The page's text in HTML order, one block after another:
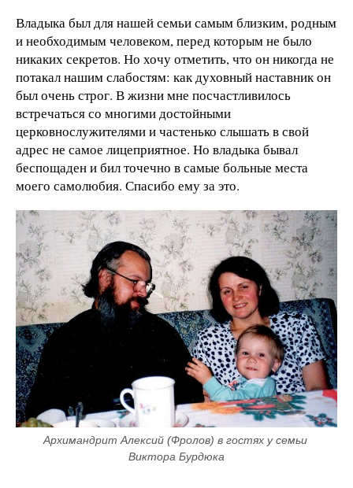
Владыка был для нашей семьи самым близким, родным
и необходимым человеком, перед которым не было
никаких секретов. Но хочу отметить, что он никогда не
потакал нашим слабостям: как духовный наставник он
был очень строг. В жизни мне посчастливилось
встречаться со многими достойными
церковнослужителями и частенько слышать в свой
адрес не самое лицеприятное. Но владыка бывал
беспощаден и бил точечно в самые больные места
моего самолюбия. Спасибо ему за это.
Архимандрит Алексий (Фролов) в гостях у семьи
Виктора Бурдюка